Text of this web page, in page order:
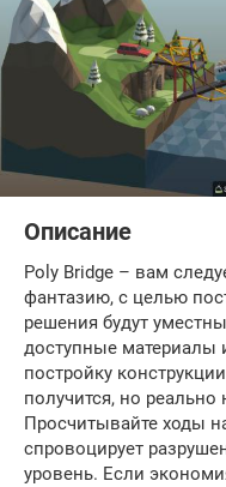
Описание
Poly Bridge – вам
фантазию, с целью
решения будут
доступные материалы
постройку
получится, но
Просчитывайте ходы
спровоцирует
уровень. Если